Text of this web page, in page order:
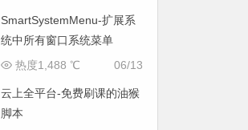
SmartSystemMenu-扩展系
统中所有窗口系统菜单
06/13
热度1,488 ℃
云上全平台-免费刷课的油猴
脚本